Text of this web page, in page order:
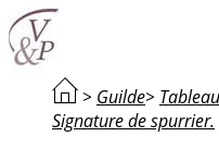
> Guilde>
Signature de spurrier.